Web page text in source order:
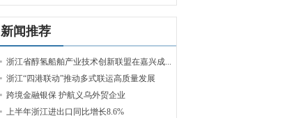
新闻推荐
浙江省醇氢船舶产业技术创新联盟在嘉兴成...
浙江“四港联动”推动多式联运高质量发展
跨境金融银保 护航义乌外贸企业
上半年浙江进出口同比增长8.6%